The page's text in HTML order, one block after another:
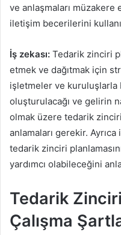
ve anlaşmaları müzakere
iletişim becerilerini
İş zekası: Tedarik zinciri
etmek ve dağıtmak için
işletmeler ve kuruluşlarla
oluşturulacağı ve gelirin
olmak üzere tedarik
anlamaları gerekir.
tedarik zinciri
yardımcı olabileceğini
Tedarik Zinciri
Çalışma